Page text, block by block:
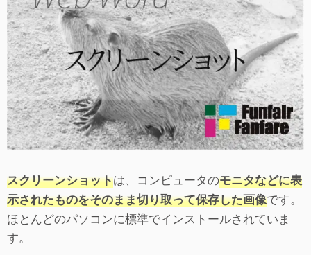
スクリーンショットは、コンピュータのモニタなどに表
示されたものをそのまま切り取って保存した画像です。
ほとんどのパソコンに標準でインストールされていま
す。